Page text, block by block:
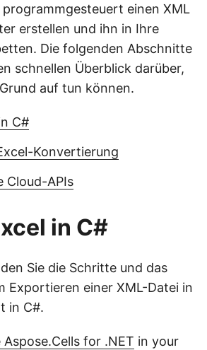
einen XML
erstellen und ihn in Ihre
Die folgenden Abschnitte
schnellen Überblick darüber,
auf tun können.
C#
Konvertierung
Cloud-APIs
in C#
Sie die Schritte und das
Exportieren einer XML-Datei in
in C#.
Aspose.Cells for .NET in your